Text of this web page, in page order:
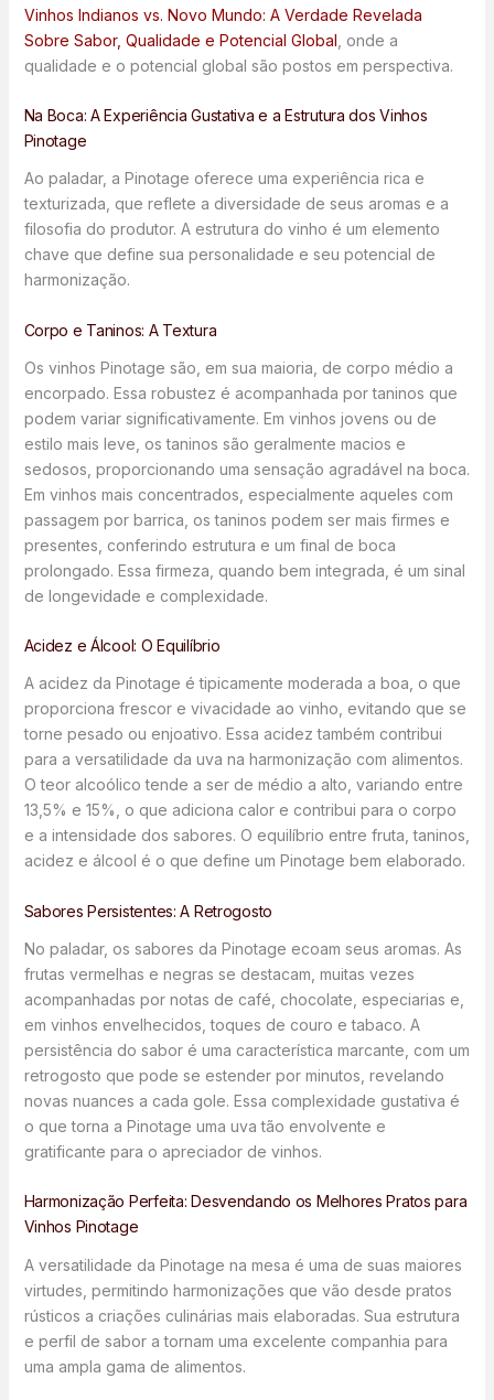
Vinhos Indianos vs. Novo Mundo: A Verdade Revelada
Sobre Sabor, Qualidade e Potencial Global , onde a
qualidade e o potencial global são postos em perspectiva.
Na Boca: A Experiência Gustativa e a Estrutura dos Vinhos
Pinotage
Ao paladar, a Pinotage oferece uma experiência rica e
texturizada, que reflete a diversidade de seus aromas e a
filosofia do produtor. A estrutura do vinho é um elemento
chave que define sua personalidade e seu potencial de
harmonização.
Corpo e Taninos: A Textura
Os vinhos Pinotage são, em sua maioria, de corpo médio a
encorpado. Essa robustez é acompanhada por taninos que
podem variar significativamente. Em vinhos jovens ou de
estilo mais leve, os taninos são geralmente macios e
sedosos, proporcionando uma sensação agradável na boca.
Em vinhos mais concentrados, especialmente aqueles com
passagem por barrica, os taninos podem ser mais firmes e
presentes, conferindo estrutura e um final de boca
prolongado. Essa firmeza, quando bem integrada, é um sinal
de longevidade e complexidade.
Acidez e Álcool: O Equilíbrio
A acidez da Pinotage é tipicamente moderada a boa, o que
proporciona frescor e vivacidade ao vinho, evitando que se
torne pesado ou enjoativo. Essa acidez também contribui
para a versatilidade da uva na harmonização com alimentos.
O teor alcoólico tende a ser de médio a alto, variando entre
13,5% e 15%, o que adiciona calor e contribui para o corpo
e a intensidade dos sabores. O equilíbrio entre fruta, taninos,
acidez e álcool é o que define um Pinotage bem elaborado.
Sabores Persistentes: A Retrogosto
No paladar, os sabores da Pinotage ecoam seus aromas. As
frutas vermelhas e negras se destacam, muitas vezes
acompanhadas por notas de café, chocolate, especiarias e,
em vinhos envelhecidos, toques de couro e tabaco. A
persistência do sabor é uma característica marcante, com um
retrogosto que pode se estender por minutos, revelando
novas nuances a cada gole. Essa complexidade gustativa é
o que torna a Pinotage uma uva tão envolvente e
gratificante para o apreciador de vinhos.
Harmonização Perfeita: Desvendando os Melhores Pratos para
Vinhos Pinotage
A versatilidade da Pinotage na mesa é uma de suas maiores
virtudes, permitindo harmonizações que vão desde pratos
rústicos a criações culinárias mais elaboradas. Sua estrutura
e perfil de sabor a tornam uma excelente companhia para
uma ampla gama de alimentos.